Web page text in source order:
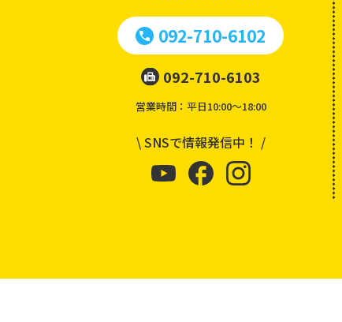
092-710-6102
092-710-6103
営業時間：平日10:00～18:00
\ SNSで情報発信中！ /